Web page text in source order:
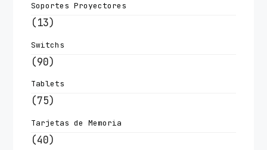
Soportes Proyectores
(13)
Switchs
(90)
Tablets
(75)
Tarjetas de Memoria
(40)